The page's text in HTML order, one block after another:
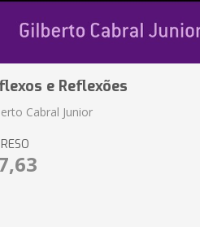
e Reflexões
Cabral Junior